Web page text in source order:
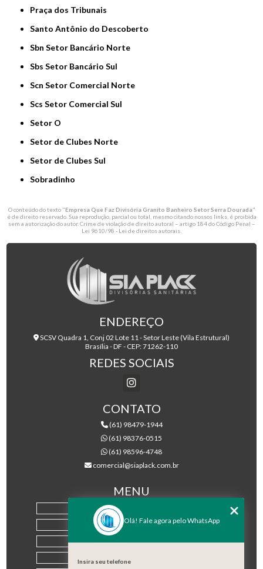
Praça dos Tribunais
Santo Antônio do Descoberto
Sbn Setor Bancário Norte
Sbs Setor Bancário Sul
Scn Setor Comercial Norte
Scs Setor Comercial Sul
Setor O
Setor de Clubes Norte
Setor de Clubes Sul
Sobradinho
O conteúdo do texto "Empresa Que Faz Divisória Granito Banheiro Setor Serra Dourada"
é de direito reservado. Sua reprodução, parcial ou total, mesmo citando nossos links, é proibida
sem a autorização do autor. Crime de violação de direito autoral – artigo 184 do Código Penal –
Lei 9610/98 - Lei de direitos autorais
ENDEREÇO
SCSV Quadra 1, Conj 02 Lote 11 - Setor Leste (Vila Estrutural)
Brasília - DF - CEP: 71262-110
REDES SOCIAIS
CONTATO
(61) 98479-1944
(61) 98376-0515
(61) 98596-4748
comercial@siaplack.com.br
MENU
EMPRESA
PRODUTOS
Olá! Fale agora pelo WhatsApp
Insira seu telefone